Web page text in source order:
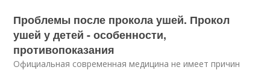
Проблемы после прокола ушей. Прокол
ушей у детей - особенности,
противопоказания
Официальная современная медицина не имеет причин